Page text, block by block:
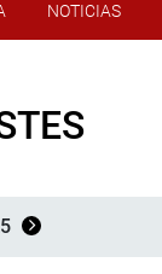
NOTICIAS